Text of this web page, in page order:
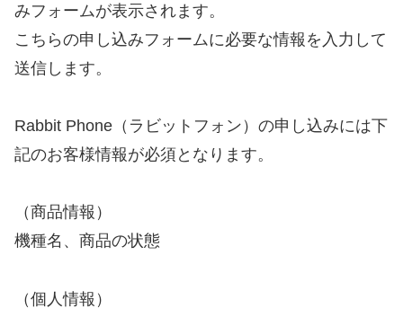
みフォームが表示されます。
こちらの申し込みフォームに必要な情報を入力して
送信します。
Rabbit Phone（ラビットフォン）の申し込みには下
記のお客様情報が必須となります。
（商品情報）
機種名、商品の状態
（個人情報）